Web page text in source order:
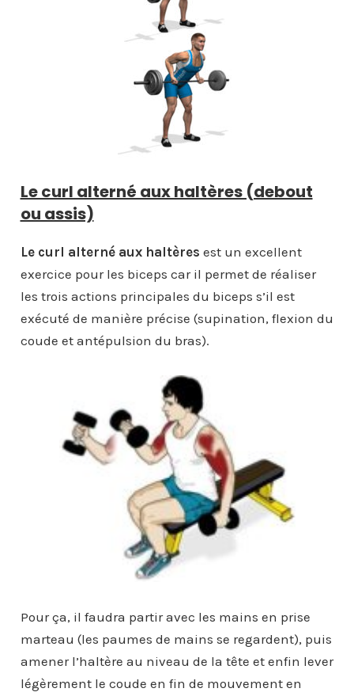
Le curl alterné aux haltères (debout
ou assis)
Le curl alterné aux haltères est un excellent
exercice pour les biceps car il permet de réaliser
les trois actions principales du biceps s’il est
exécuté de manière précise (supination, flexion du
coude et antépulsion du bras).
Pour ça, il faudra partir avec les mains en prise
marteau (les paumes de mains se regardent), puis
amener l’haltère au niveau de la tête et enfin lever
légèrement le coude en fin de mouvement en